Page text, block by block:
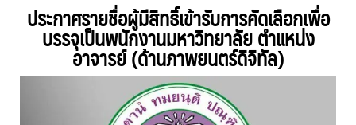
ประกาศรายชื่อผู้มีสิทธิ์เข้ารับการคัดเลือกเพื่อ
บรรจุเป็นพนักงานมหาวิทยาลัย ตำแหน่ง
อาจารย์ (ด้านภาพยนตร์ดิจิทัล)